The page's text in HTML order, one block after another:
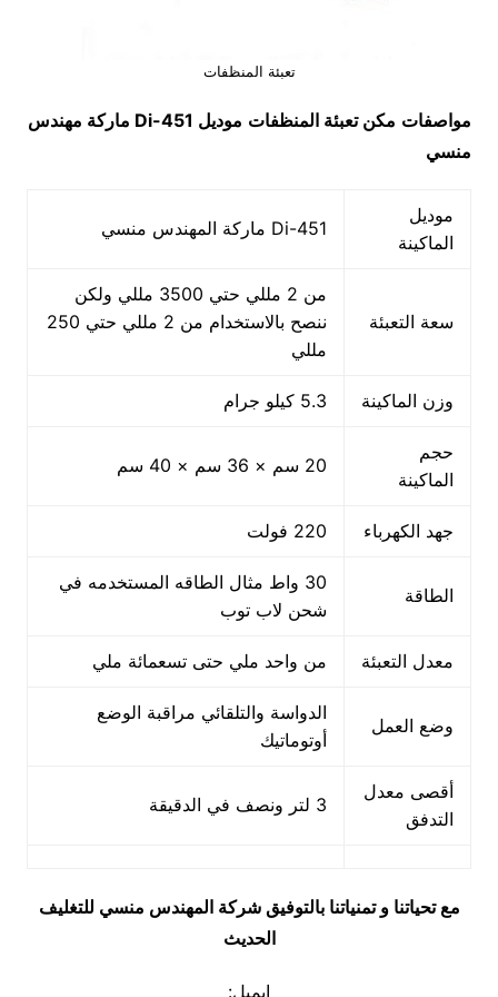
تعبئة المنظفات
مواصفات مكنتعبئة المنظفات موديل 451-Di
ماركة مهندس
منسي
موديل
الماكينة
451-Di ماركة المهندس منسي
سعة التعبئة
من 2 مللي حتي 3500 مللي ولكن
ننصح بالاستخدام من 2 مللي حتي 250
مللي
وزن الماكينة 5.3 كيلو جرام
حجم
الماكينة
20 سم × 36 سم × 40 سم
جهد الكهرباء 220 فولت
الطاقة
30 واط مثال الطاقه المستخدمه في
شحن لاب توب
معدل التعبئة من واحد ملي حتى تسعمائة ملي
وضع العمل
الدواسة والتلقائي مراقبة الوضع
أوتوماتيك
أقصى معدل
التدفق
3 لتر ونصف في الدقيقة
مع تحياتنا و تمنياتنا بالتوفيق شركة المهندس منسي للتغليف
الحديث
ايميل: